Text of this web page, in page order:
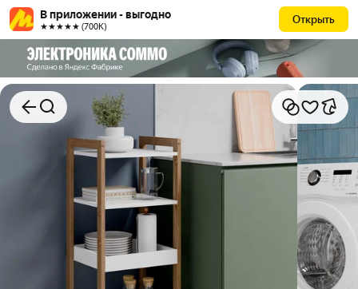
В приложении - выгодно
★★★★★ (700К)
Открыть